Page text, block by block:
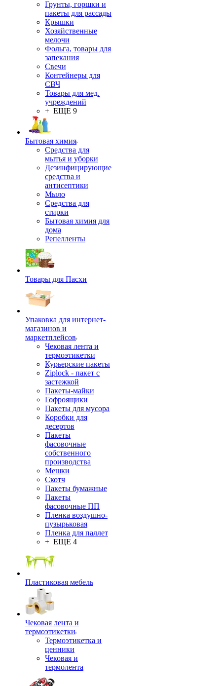
Грунты, горшки и
пакеты для рассады
Крышки
Хозяйственные
мелочи
Фольга, товары для
запекания
Свечи
Контейнеры для
СВЧ
Товары для мед.
учреждений
+ ЕЩЕ 9
Бытовая химия
Средства для
мытья и уборки
Дезинфицирующие
средства и
антисептики
Мыло
Средства для
стирки
Бытовая химия для
дома
Репелленты
Товары для Пасхи
Упаковка для интернет-
магазинов и
маркетплейсов
Чековая лента и
термоэтикетки
Курьерские пакеты
Ziplock - пакет с
застежкой
Пакеты-майки
Гофроящики
Пакеты для мусора
Коробки для
десертов
Пакеты
фасовочные
собственного
производства
Мешки
Скотч
Пакеты бумажные
Пакеты
фасовочные ПП
Пленка воздушно-
пузырьковая
Пленка для паллет
+ ЕЩЕ 4
Пластиковая мебель
Чековая лента и
термоэтикетки
Термоэтикетка и
ценники
Чековая и
термолента